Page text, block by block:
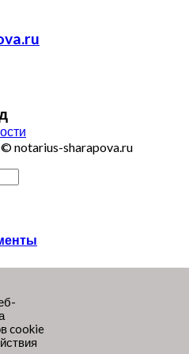
notarius-sharapova.ru
70
cookie